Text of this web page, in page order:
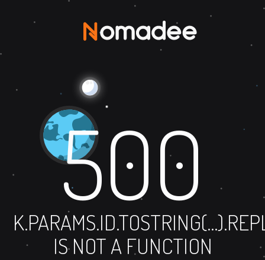
500
IS NOT A FUNCTION